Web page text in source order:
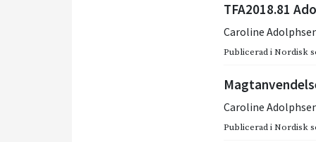
TFA2018.81
Caroline
Publicerad iNordisk
Caroline
Publicerad iNordisk